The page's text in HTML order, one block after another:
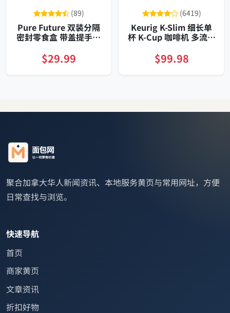
(89)
Pure Future 双装分隔
密封零食盒 带盖提手透
含八格内胆
$29.99
(6419)
Keurig K-Slim 细长单
杯 K-Cup 咖啡机 多流注
能自动关 黑色
$99.98
聚合加拿大华人新闻资讯、本地服务黄页与常用网址，方便
日常查找与浏览。
快速导航
首页
商家黄页
文章资讯
折扣好物